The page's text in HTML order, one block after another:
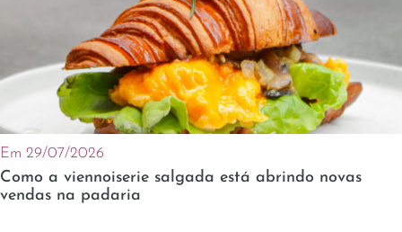
Em 29/07/2026
Como a viennoiserie salgada está abrindo novas
vendas na padaria